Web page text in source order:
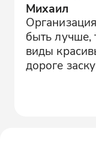
Михаил
быть лучше,
виды
дороге